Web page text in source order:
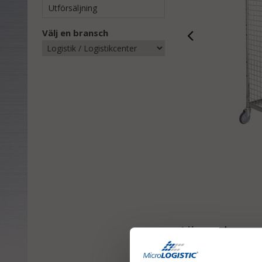
Utförsäljning
Välj en bransch
Liknande